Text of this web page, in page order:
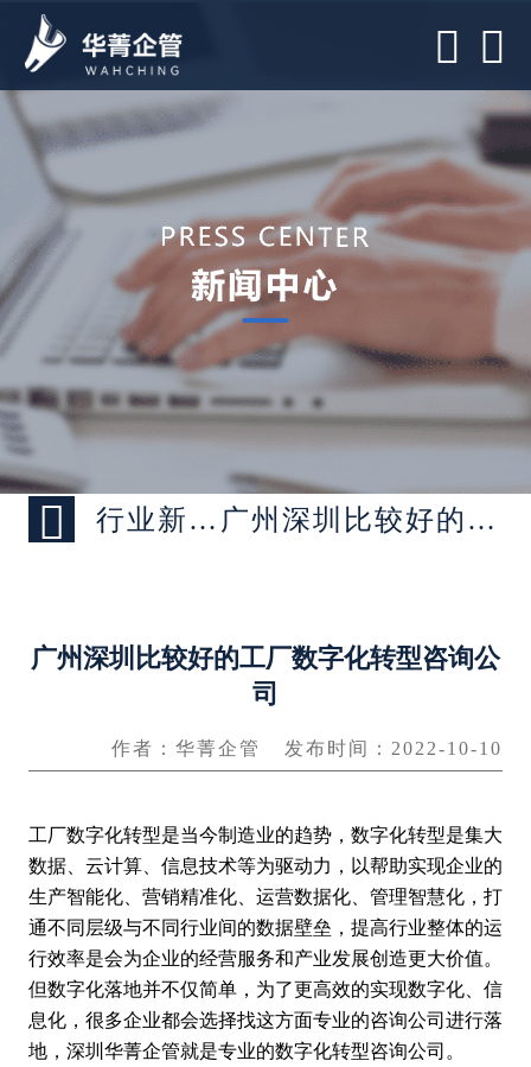
 
 行业新闻 > 广州深圳比较好的工厂数字化转型咨询公司
广州深圳比较好的工厂数字化转型咨询公
司
作者：华菁企管 发布时间：2022-10-10
工厂数字化转型是当今制造业的趋势，数字化转型是集大
数据、云计算、信息技术等为驱动力，以帮助实现企业的
生产智能化、营销精准化、运营数据化、管理智慧化，打
通不同层级与不同行业间的数据壁垒，提高行业整体的运
行效率是会为企业的经营服务和产业发展创造更大价值。
但数字化落地并不仅简单，为了更高效的实现数字化、信
息化，很多企业都会选择找这方面专业的咨询公司进行落
地，深圳华菁企管就是专业的数字化转型咨询公司。